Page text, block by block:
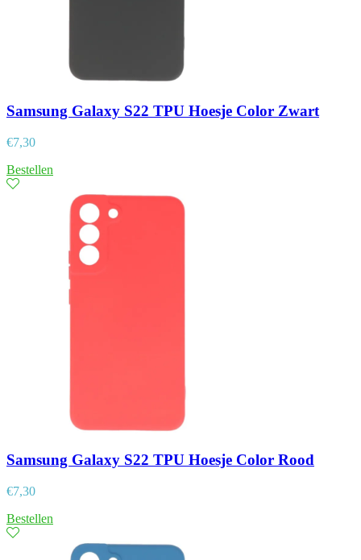
Samsung Galaxy S22 TPU Hoesje Color Zwart
€7,30
Bestellen
Samsung Galaxy S22 TPU Hoesje Color Rood
€7,30
Bestellen